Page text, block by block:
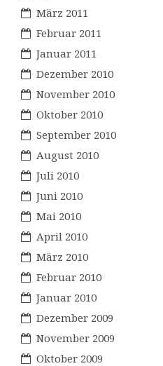
März 2011
Februar 2011
Januar 2011
Dezember 2010
November 2010
Oktober 2010
September 2010
August 2010
Juli 2010
Juni 2010
Mai 2010
April 2010
März 2010
Februar 2010
Januar 2010
Dezember 2009
November 2009
Oktober 2009